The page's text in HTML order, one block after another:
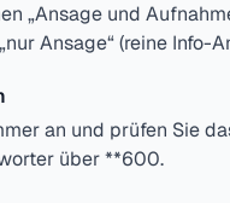
„Ansage und
Ansage“ (reine Info-
an und prüfen Sie
über **600.